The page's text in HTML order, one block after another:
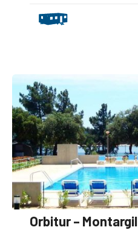
Orbitur – Montargil